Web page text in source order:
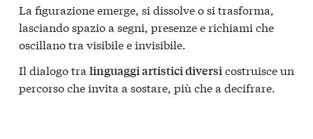
La figurazione emerge, si dissolve o si trasforma,
lasciando spazio a segni, presenze e richiami che
oscillano tra visibile e invisibile.
Il dialogo tra linguaggi artistici diversicostruisce un
percorso che invita a sostare, più che a decifrare.